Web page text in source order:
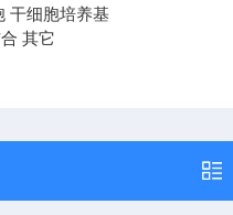
干细胞培养基
其它